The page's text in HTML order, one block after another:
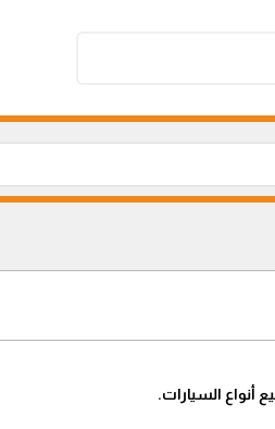
السيارات.